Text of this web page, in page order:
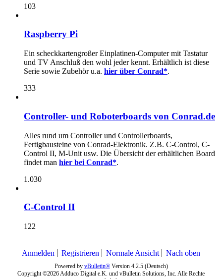
103
Raspberry Pi
Ein scheckkartengroßer Einplatinen-Computer mit Tastatur
und TV Anschluß den wohl jeder kennt. Erhältlich ist diese
Serie sowie Zubehör u.a. hier über Conrad*.
333
Controller- und Roboterboards von Conrad.de
Alles rund um Controller und Controllerboards,
Fertigbausteine von Conrad-Elektronik. Z.B. C-Control, C-
Control II, M-Unit usw. Die Übersicht der erhältlichen Board
findet man hier bei Conrad*.
1.030
C-Control II
122
Anmelden Registrieren Normale Ansicht Nach oben
Powered by vBulletin®Version 4.2.5 (Deutsch)
Copyright ©2026 Adduco Digital e.K. und vBulletin Solutions, Inc. Alle Rechte